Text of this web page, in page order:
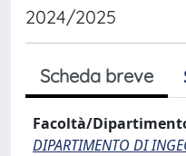
2024/2025
Scheda breve
Facoltà/
DIPARTIMENTO DI